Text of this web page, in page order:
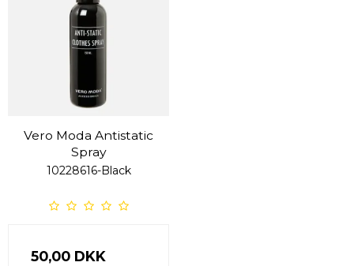
Vero Moda Antistatic
Spray
10228616-Black
50,00 DKK